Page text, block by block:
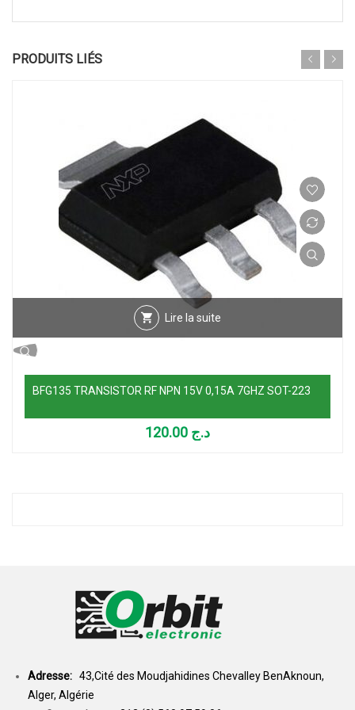
PRODUITS LIÉS
Lire la suite
BFG135 TRANSISTOR RF NPN 15V 0,15A 7GHZ SOT-223
د.ج
Adresse: 43,Cité des Moudjahidines Chevalley BenAknoun,
Alger, Algérie